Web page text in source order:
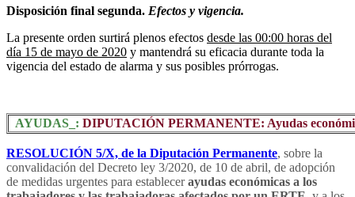
Disposición final segunda. Efectos y vigencia.
La presente orden surtirá plenos efectos desde las 00:00 horas del
día 15 de mayo de 2020 y mantendrá su eficacia durante toda la
vigencia del estado de alarma y sus posibles prórrogas.
AYUDAS_: DIPUTACIÓN PERMANENTE: Ayudas
RESOLUCIÓN 5/X, de la Diputación Permanente, sobre la
convalidación del Decreto ley 3/2020, de 10 de abril, de adopción
de medidas urgentes para establecerayudas económicas a los